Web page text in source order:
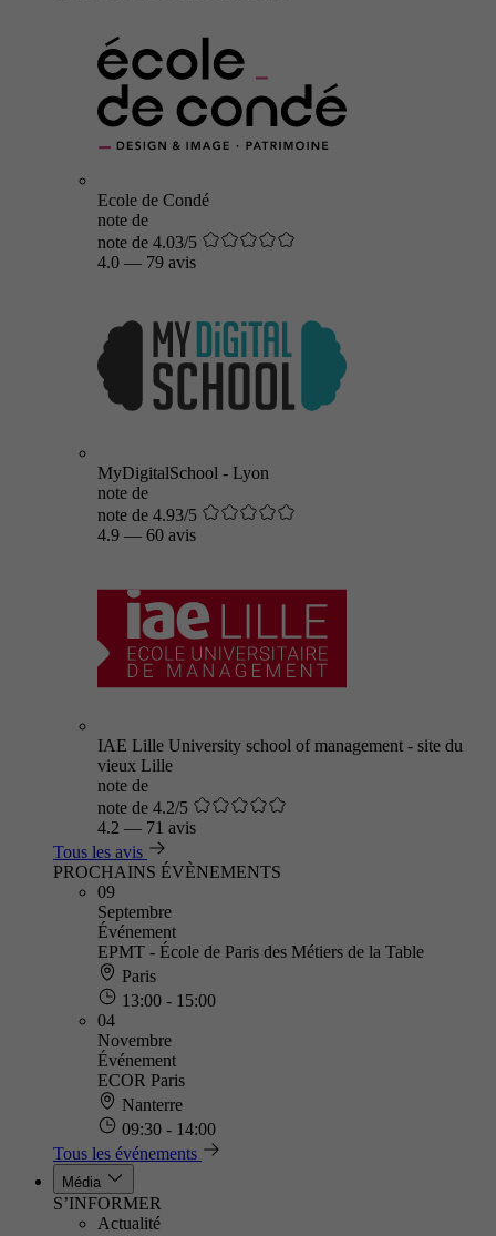
Ecole de Condé
note de
note de 4.03/5
4.0 — 79 avis
MyDigitalSchool - Lyon
note de
note de 4.93/5
4.9 — 60 avis
IAE Lille University school of management - site du
vieux Lille
note de
note de 4.2/5
4.2 — 71 avis
Tous les avis
PROCHAINS ÉVÈNEMENTS
09
Septembre
Événement
EPMT - École de Paris des Métiers de la Table
Paris
13:00 - 15:00
04
Novembre
Événement
ECOR Paris
Nanterre
09:30 - 14:00
Tous les événements
Média
S’INFORMER
Actualité